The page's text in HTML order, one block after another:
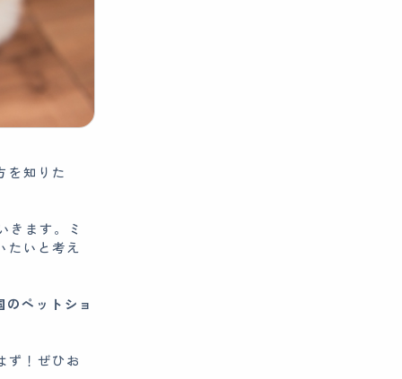
を知りた
きます。ミ
たいと考え
のペットショ
ず！ぜひお